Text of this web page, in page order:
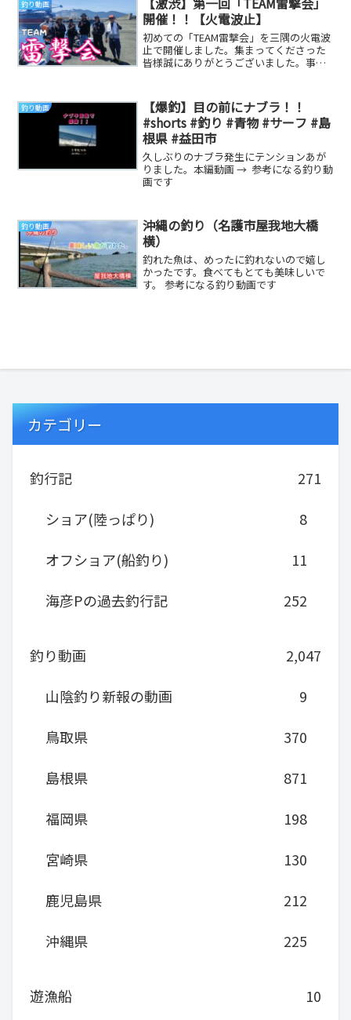
釣り動画
開催！！【火電波止】
初めての「TEAM雷撃会」を三隅の火電波
止で開催しました。集まってくださった
皆様誠にありがとうございました。事前
釣り動画
【爆釣】目の前にナブラ！！
#shorts #釣り #青物 #サーフ #島
根県 #益田市
久しぶりのナブラ発生にテンションあが
りました。本編動画 → 参考になる釣り動
画です
釣り動画
沖縄の釣り（名護市屋我地大橋
横）
釣れた魚は、めったに釣れないので嬉し
かったです。食べてもとても美味しいで
す。 参考になる釣り動画です
カテゴリー
釣行記
271
ショア(陸っぱり)
8
オフショア(船釣り)
11
海彦Pの過去釣行記
252
釣り動画
2,047
山陰釣り新報の動画
9
鳥取県
370
島根県
871
福岡県
198
宮崎県
130
鹿児島県
212
沖縄県
225
遊漁船
10